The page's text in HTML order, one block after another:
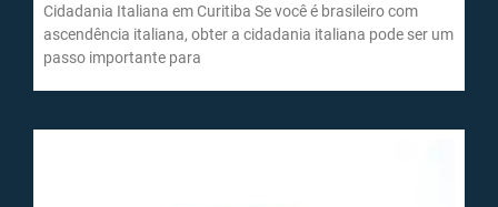
Cidadania Italiana em Curitiba Se você é brasileiro com
ascendência italiana, obter a cidadania italiana pode ser um
passo importante para